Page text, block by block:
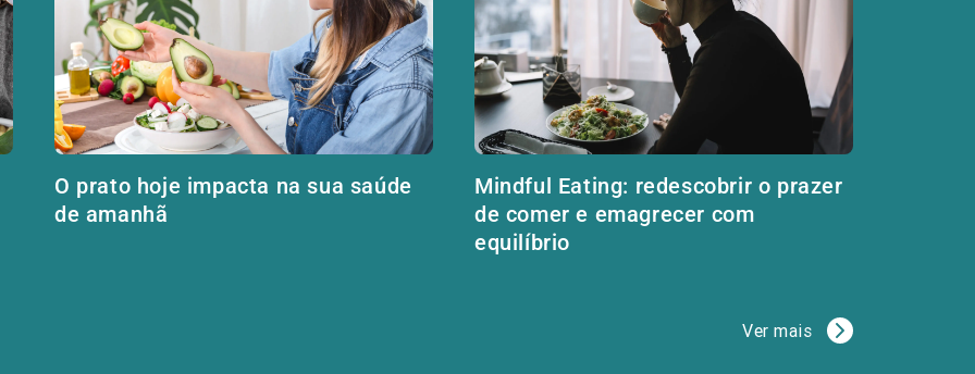
O prato hoje impacta na sua saúde
de amanhã
Mindful Eating: redescobrir o prazer
de comer e emagrecer com
equilíbrio
Ver mais